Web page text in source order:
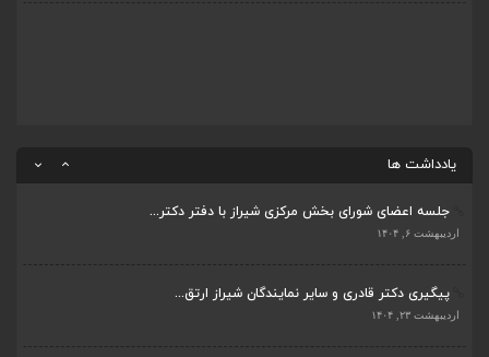
یادداشت ها
جلسه اعضای شورای بخش مرکزی شیراز با دفتر دکتر...
اردیبهشت ۶, ۱۴۰۴
پیگیری دکتر قادری و سایر نمایندگان شیراز ارتق...
اردیبهشت ۲۳, ۱۴۰۴